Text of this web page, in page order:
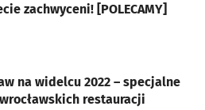
zachwyceni! [POLECAMY]
na widelcu 2022 – specjalne
restauracji